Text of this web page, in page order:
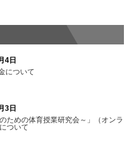
4日
について
3日
ための体育授業研究会～」（オンラ
ついて